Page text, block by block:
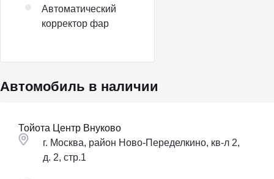
Автоматический
корректор фар
Автомобиль в наличии
Тойота Центр Внуково
г. Москва, район Ново-Переделкино, кв-л 2,
д. 2, стр.1